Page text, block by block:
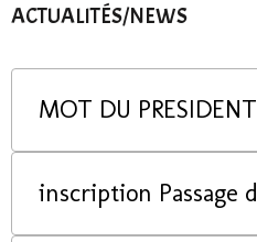
ACTUALITÉS/NEWS
MOT DU PRESIDENT